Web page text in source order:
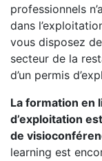
professionnels
dans
vous disposez
secteur de la
d’un permis
La formation en
d’exploitation
de
learning est